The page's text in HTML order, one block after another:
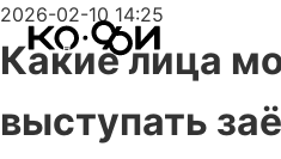
2026-02-10 14:25
Какие лица
выступать